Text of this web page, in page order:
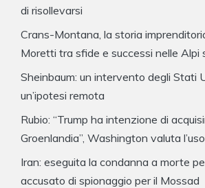
di risollevarsi
Crans-Montana, la storia
Moretti tra sfide e successi nelle Alpi
Sheinbaum: un intervento degli Stati
un’ipotesi remota
Rubio: “Trump ha intenzione di
Groenlandia”, Washington valuta
Iran: eseguita la condanna a morte
accusato di spionaggio per il Mossad